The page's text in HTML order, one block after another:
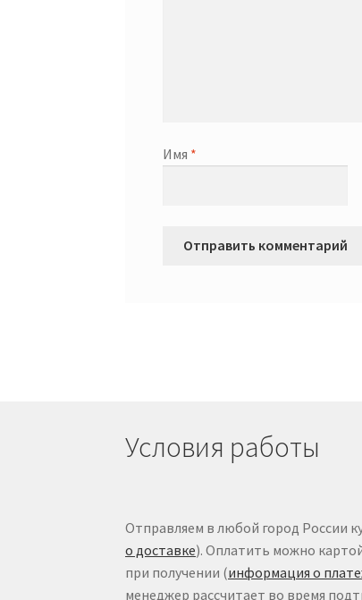
Имя *
Условия работы
Отправляем в любой город России
о доставке). Оплатить можно
при получении (информация о
менеджер рассчитает во время